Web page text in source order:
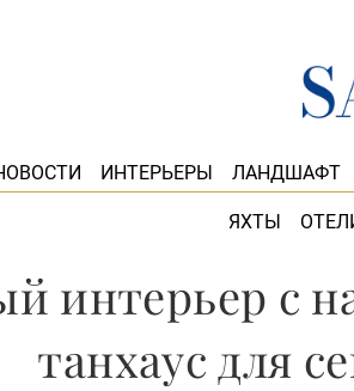
ИНТЕРЬЕРЫ ЛАНДШАФТ
ЯХТЫ
интерьер с
танхаус для